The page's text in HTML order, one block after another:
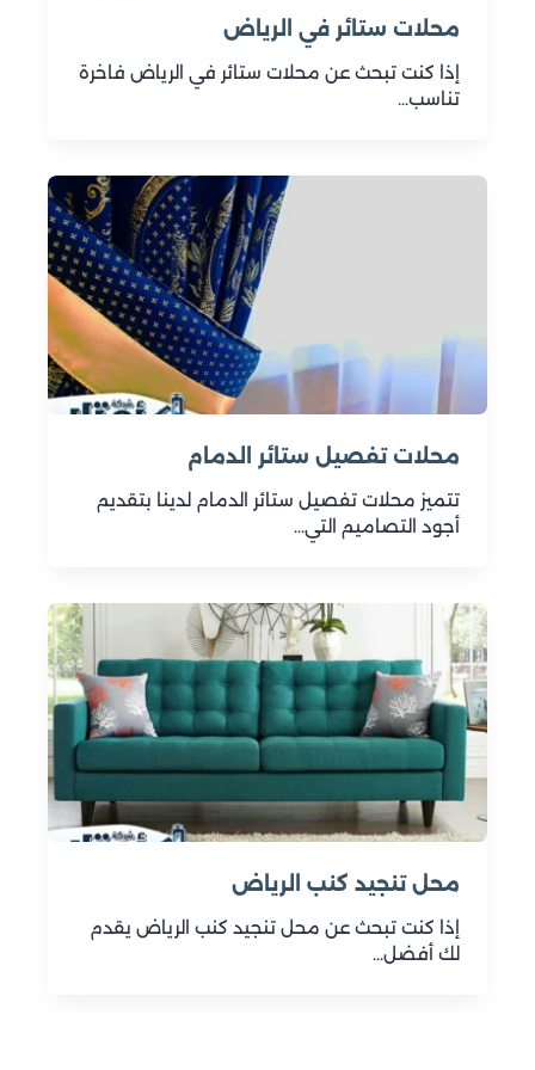
المطلوب. كما أننا نحرص على تقديم خدمة سريعة
وفعالة لضمان تسليم العمل في الوقت المحدد دون
تأخير.
لذلك، إذا كنت تبحث عن تنجيد كنب ومجالس يعيد لأثاثك
على الرقم 0502032828. نحن في امتار البناء هنا
لتحويل رؤيتك إلى واقع، مع ضمان أعلى مستويات
الجودة والاهتمام بالتفاصيل.
محلات ستائر في الرياض
إذا كنت تبحث عن محلات ستائر في الرياض فاخرة
تناسب…
محلات تفصيل ستائر​ الدمام
تتميز محلات تفصيل ستائر الدمام لدينا بتقديم
أجود التصاميم التي…
محل تنجيد كنب​ الرياض
إذا كنت تبحث عن محل تنجيد كنب​ الرياض يقدم
لك أفضل…